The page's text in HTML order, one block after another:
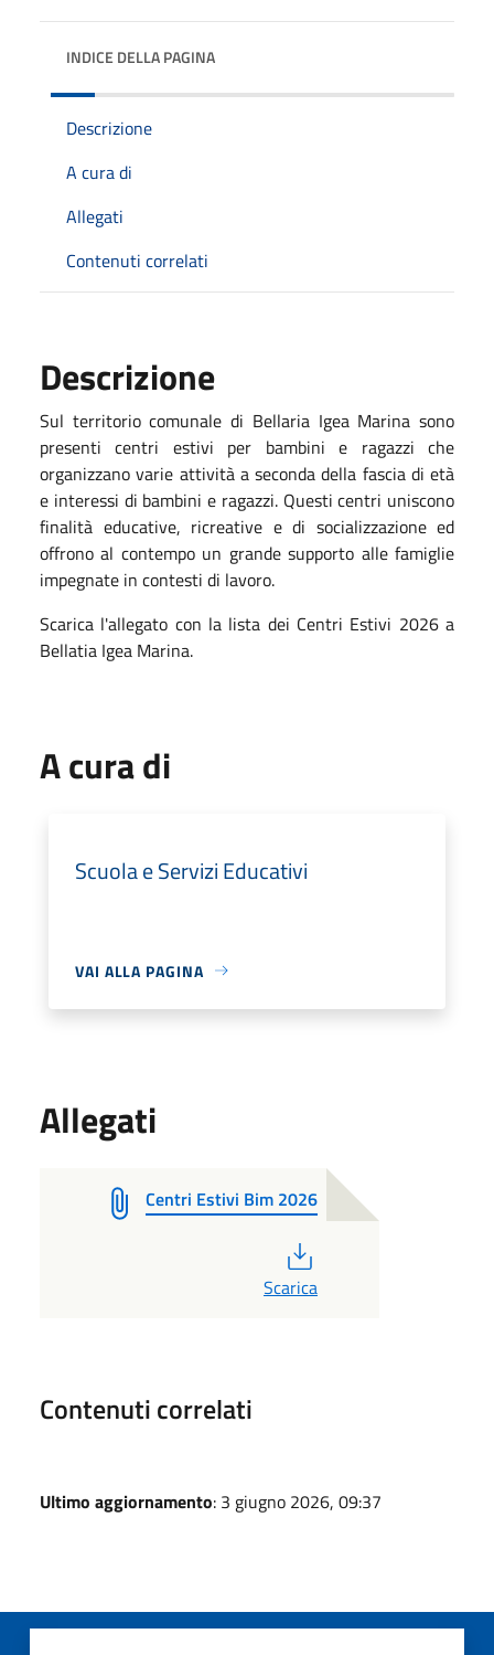
INDICE DELLA PAGINA
Descrizione
A cura di
Allegati
Contenuti correlati
Descrizione
Sul territorio comunale di Bellaria Igea Marina sono
presenti centri estivi per bambini e ragazzi che
organizzano varie attività a seconda della fascia di età
e interessi di bambini e ragazzi. Questi centri uniscono
finalità educative, ricreative e di socializzazione ed
offrono al contempo un grande supporto alle famiglie
impegnate in contesti di lavoro.
Scarica l'allegato con la lista dei Centri Estivi 2026 a
Bellatia Igea Marina.
A cura di
Scuola e Servizi Educativi
VAI ALLA PAGINA
Allegati
Centri Estivi Bim 2026
Scarica
Contenuti correlati
Ultimo aggiornamento: 3 giugno 2026, 09:37